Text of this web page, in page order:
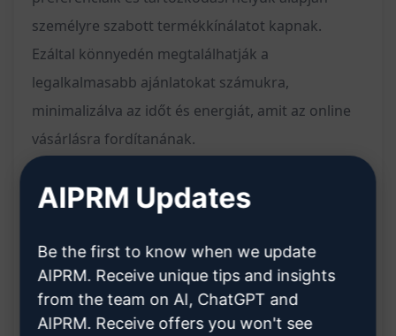
személyre szabott termékkínálatot kapnak.
Ezáltal könnyedén megtalálhatják a
legalkalmasabb ajánlatokat számukra,
minimalizálva az időt és energiát, amit az online
vásárlásra fordítanának.
Személyre szabott ajánlatok a felhasználók
preferenciái alapján
Azonnali hozzáférés a legjobb online
termékajánlatokhoz
AIPRM Updates
Be the first to know when we update
AIPRM. Receive unique tips and insights
from the team on AI, ChatGPT and
AIPRM. Receive offers you won't see